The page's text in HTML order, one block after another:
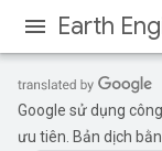
Earth
Google sử dụng
ưu tiên. Bản dịch